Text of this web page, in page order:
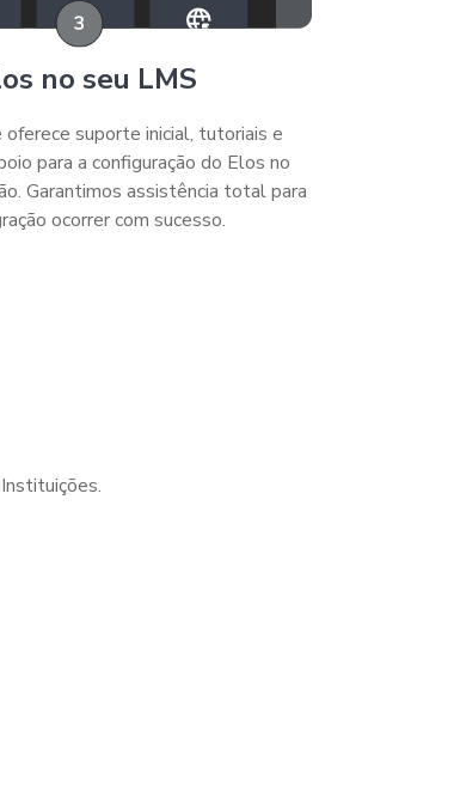
no seu LMS
oferece suporte inicial, tutoriais e
para a configuração do Elos no
Garantimos assistência total para
ocorrer com sucesso.